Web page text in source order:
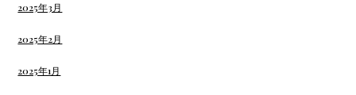
2025年3月
2025年2月
2025年1月